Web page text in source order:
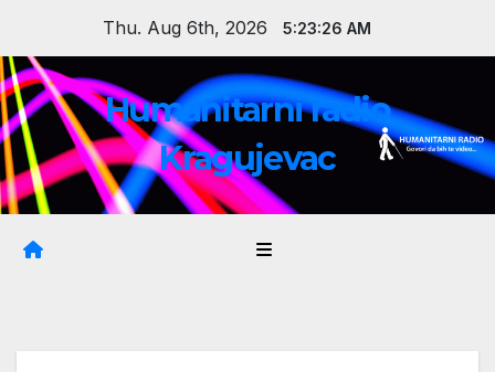
content
Thu. Aug 6th, 2026 5:23:27 AM
Humanitarni radio
Kragujevac